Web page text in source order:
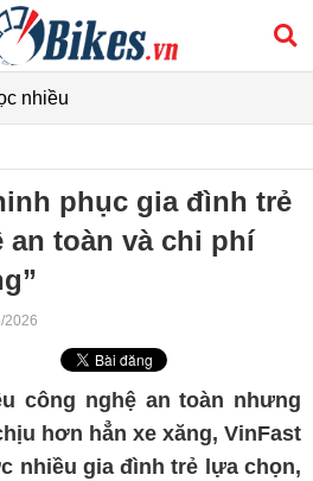
nhiều
phục gia đình trẻ
toàn và chi phí
2026
công nghệ an toàn nhưng
hơn hẳn xe xăng, VinFast
nhiều gia đình trẻ lựa chọn,